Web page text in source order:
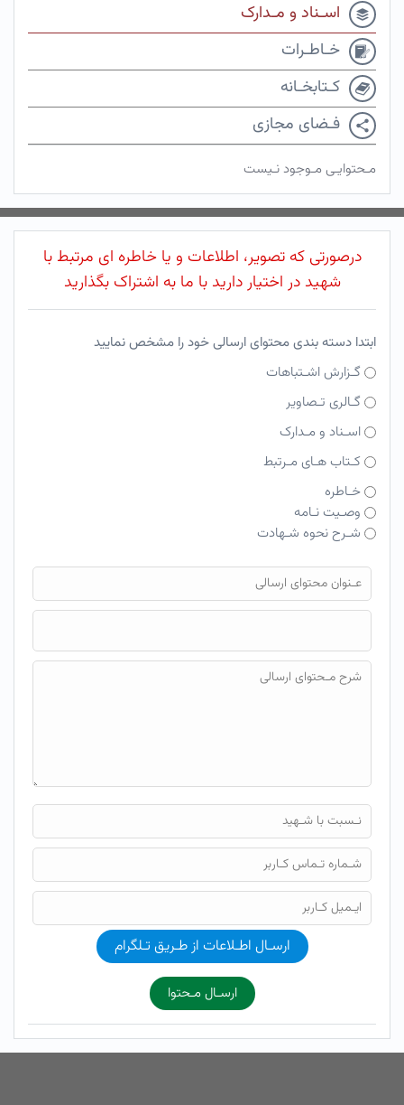
اسـناد و مـدارک
خـاطـرات
کـتابخـانه
فـضای مجازی
مـحتوایـی مـوجود نـیست
درصورتی که تصویر، اطلاعات و یا خاطره ای مرتبط با
شهید در اختیار دارید با ما به اشتراک بگذارید
ابتدا دسته بندی محتوای ارسالی خود را مشخص نمایید
گـزارش اشـتباهات
گـالری تـصاویر
اسـناد و مـدارک
کـتاب هـای مـرتبط
خـاطره
وصـیت نـامه
شـرح نحوه شـهادت
فایل محتوای ارسالی
ارسـال اطـلاعات از طـریق تـلگرام
ارسـال مـحتوا